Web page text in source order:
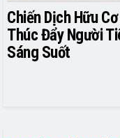
Chiến Dịch Hữu
Thúc Đẩy Người
Sáng Suốt